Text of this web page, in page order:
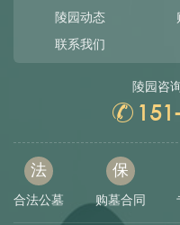
陵园动态
联系我们
陵园咨
法
合法公墓
保
购墓合同